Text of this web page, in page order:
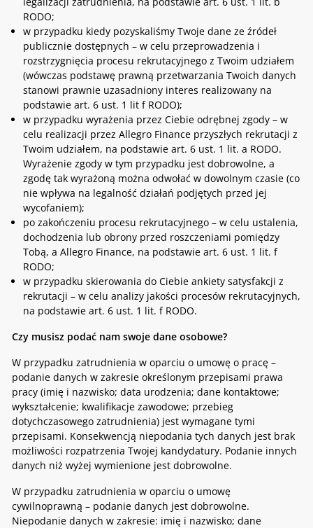
RODO;
w przypadku kiedy pozyskaliśmy Twoje dane ze źródeł
publicznie dostępnych – w celu przeprowadzenia i
rozstrzygnięcia procesu rekrutacyjnego z Twoim udziałem
(wówczas podstawę prawną przetwarzania Twoich danych
stanowi prawnie uzasadniony interes realizowany na
podstawie art. 6 ust. 1 lit f RODO);
w przypadku wyrażenia przez Ciebie odrębnej zgody – w
celu realizacji przez Allegro Finance przyszłych rekrutacji z
Twoim udziałem, na podstawie art. 6 ust. 1 lit. a RODO.
Wyrażenie zgody w tym przypadku jest dobrowolne, a
zgodę tak wyrażoną można odwołać w dowolnym czasie (co
nie wpływa na legalność działań podjętych przed jej
wycofaniem);
po zakończeniu procesu rekrutacyjnego – w celu ustalenia,
dochodzenia lub obrony przed roszczeniami pomiędzy
Tobą, a Allegro Finance, na podstawie art. 6 ust. 1 lit. f
RODO;
w przypadku skierowania do Ciebie ankiety satysfakcji z
rekrutacji – w celu analizy jakości procesów rekrutacyjnych,
na podstawie art. 6 ust. 1 lit. f RODO.
Czy musisz podać nam swoje dane osobowe?
W przypadku zatrudnienia w oparciu o umowę o pracę –
podanie danych w zakresie określonym przepisami prawa
pracy (imię i nazwisko; data urodzenia; dane kontaktowe;
wykształcenie; kwalifikacje zawodowe; przebieg
dotychczasowego zatrudnienia) jest wymagane tymi
przepisami. Konsekwencją niepodania tych danych jest brak
możliwości rozpatrzenia Twojej kandydatury. Podanie innych
danych niż wyżej wymienione jest dobrowolne.
W przypadku zatrudnienia w oparciu o umowę
cywilnoprawną – podanie danych jest dobrowolne.
Niepodanie danych w zakresie: imię i nazwisko; dane